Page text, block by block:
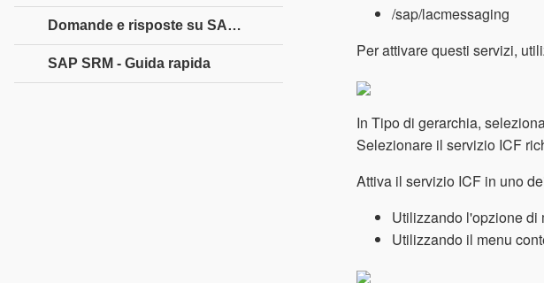
/sap/lacmessaging
Per attivare questi servizi,
In Tipo di gerarchia,
Selezionare il servizio ICF
Attiva il servizio ICF in uno
Utilizzando l'opzione
Utilizzando il menu
Domande e risposte su SAP SRM
SAP SRM - Guida rapida